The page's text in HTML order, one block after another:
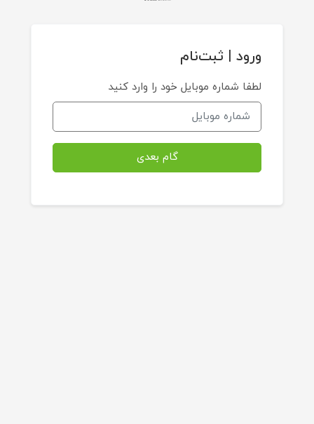
ورود | ثبت‌نام
لطفا شماره موبایل خود را وارد کنید
گام بعدی